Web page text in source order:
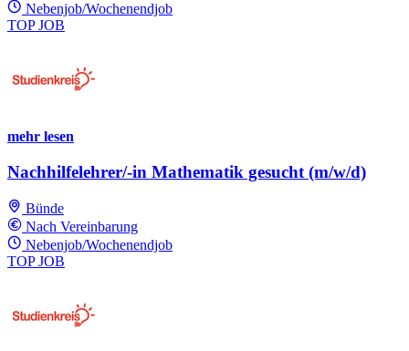
Nebenjob/Wochenendjob
TOP JOB
mehr lesen
Nachhilfelehrer/-in Mathematik gesucht (m/w/d)
Bünde
Nach Vereinbarung
Nebenjob/Wochenendjob
TOP JOB